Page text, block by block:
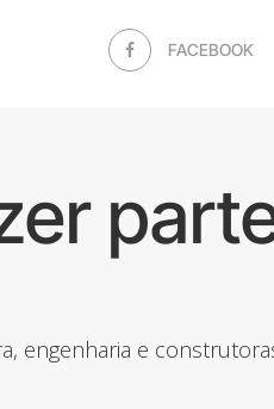
FACEBOOK
engenharia e